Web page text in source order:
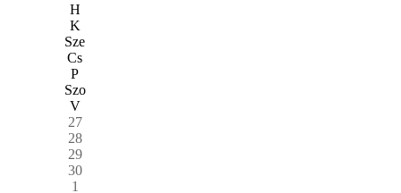
H
K
Sze
Cs
P
Szo
V
27
28
29
30
1